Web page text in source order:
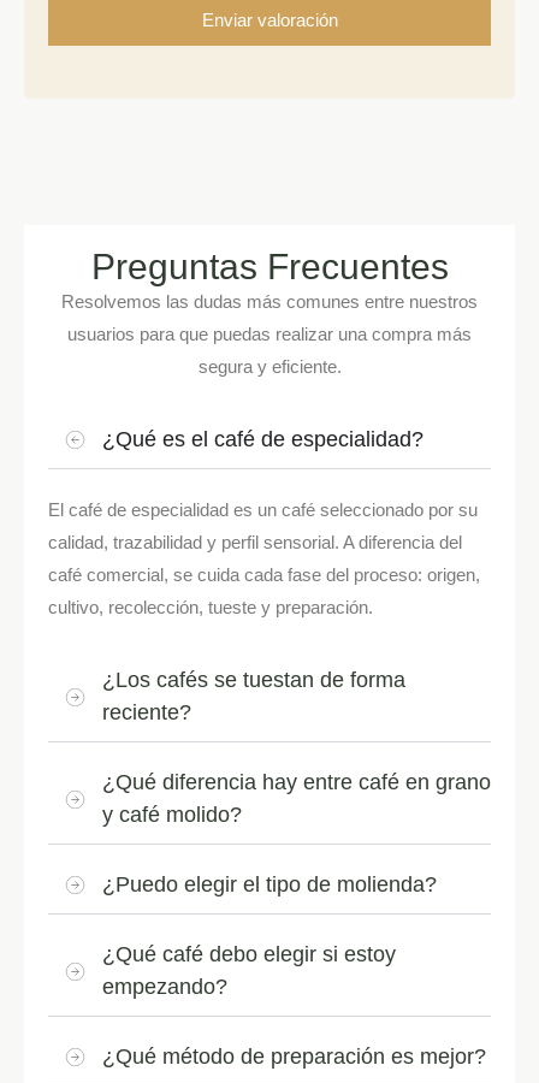
Preguntas Frecuentes
Resolvemos las dudas más comunes entre nuestros
usuarios para que puedas realizar una compra más
segura y eficiente.
¿Qué es el café de especialidad?
El café de especialidad es un café seleccionado por su
calidad, trazabilidad y perfil sensorial. A diferencia del
café comercial, se cuida cada fase del proceso: origen,
cultivo, recolección, tueste y preparación.
¿Los cafés se tuestan de forma
reciente?
¿Qué diferencia hay entre café en grano
y café molido?
¿Puedo elegir el tipo de molienda?
¿Qué café debo elegir si estoy
empezando?
¿Qué método de preparación es mejor?